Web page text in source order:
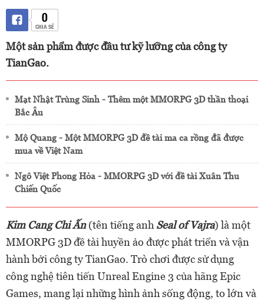
0
CHIA SẺ
Một sản phẩm được đầu tư kỹ lưỡng của công ty
TianGao.
Mạt Nhật Trùng Sinh - Thêm một MMORPG 3D thần thoại
Bắc Âu
Mộ Quang - Một MMORPG 3D đề tài ma ca rồng đã được
mua về Việt Nam
Ngô Việt Phong Hỏa - MMORPG 3D với đề tài Xuân Thu
Chiến Quốc
Kim Cang Chi Ấn(tên tiếng anh Seal of Vajra) là một
MMORPG 3D đề tài huyền ảo được phát triển và vận
hành bởi công ty TianGao. Trò chơi được sử dụng
công nghệ tiên tiến Unreal Engine 3 của hãng Epic
Games, mang lại những hình ảnh sống động, to lớn và